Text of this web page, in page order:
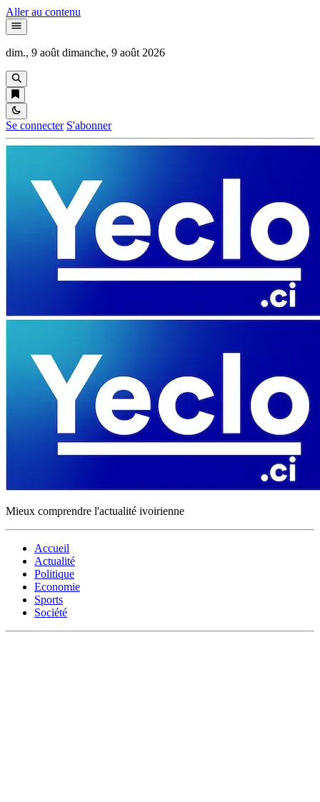
Aller au contenu
dim., 9 août dimanche, 9 août 2026
Se connecter S'abonner
Mieux comprendre l'actualité ivoirienne
Accueil
Actualité
Politique
Economie
Sports
Société